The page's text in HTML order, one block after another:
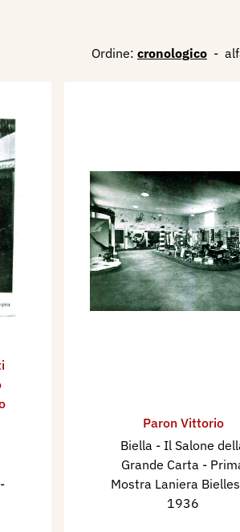
Ordine: cronologico -
-
Paron Vittorio
Biella - Il Salone
Grande Carta -
Mostra Laniera
1936